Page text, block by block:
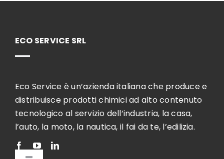
ECO SERVICE SRL
Eco Service è un’azienda italiana che produce e
distribuisce prodotti chimici ad alto contenuto
tecnologico al servizio dell’industria, la casa,
l’auto, la moto, la nautica, il fai da te, l’edilizia.